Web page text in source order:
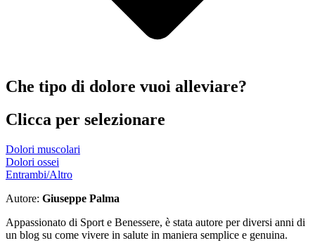
Che tipo di dolore vuoi alleviare?
Clicca per selezionare
Dolori muscolari
Dolori ossei
Entrambi/Altro
Autore: Giuseppe Palma
Appassionato di Sport e Benessere, è stata autore per diversi anni di
un blog su come vivere in salute in maniera semplice e genuina.